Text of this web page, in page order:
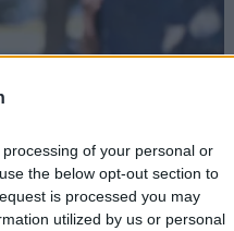
of your personal or
the below opt-out section to
is processed you may
utilized by us or personal